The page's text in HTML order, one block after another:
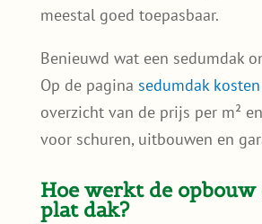
meestal goed toepasbaar.
Benieuwd wat een sedumdak
Op de pagina sedumdak kosten
overzicht van de prijs per m²
voor schuren, uitbouwen en
Hoe werkt de opbouw
plat dak?